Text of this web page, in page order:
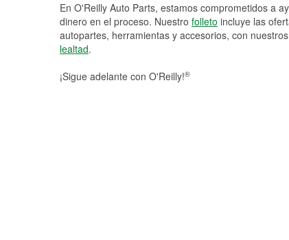
En O'Reilly Auto Parts, estamos comprometidos a
dinero en el proceso. Nuestro folleto incluye las
autopartes, herramientas y accesorios, con nuestros
lealtad.
¡Sigue adelante con O'Reilly!®